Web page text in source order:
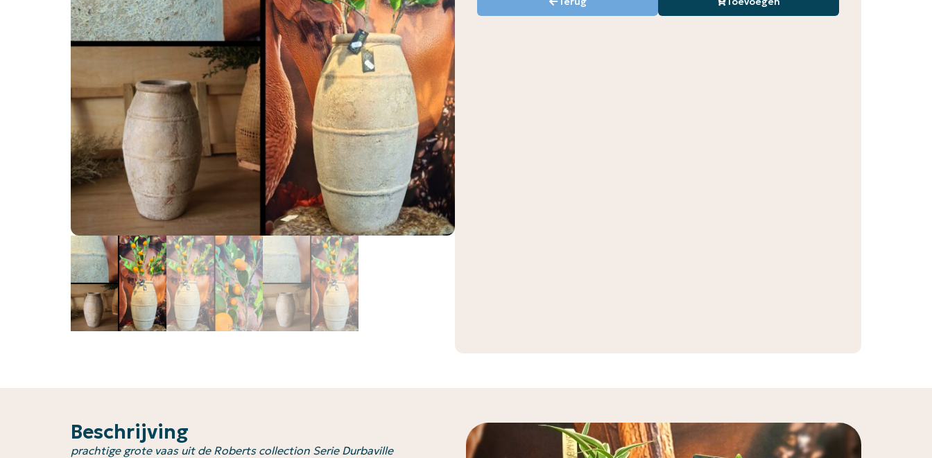
Beschrijving
prachtige grote vaas uit de Roberts collection Serie Durbaville